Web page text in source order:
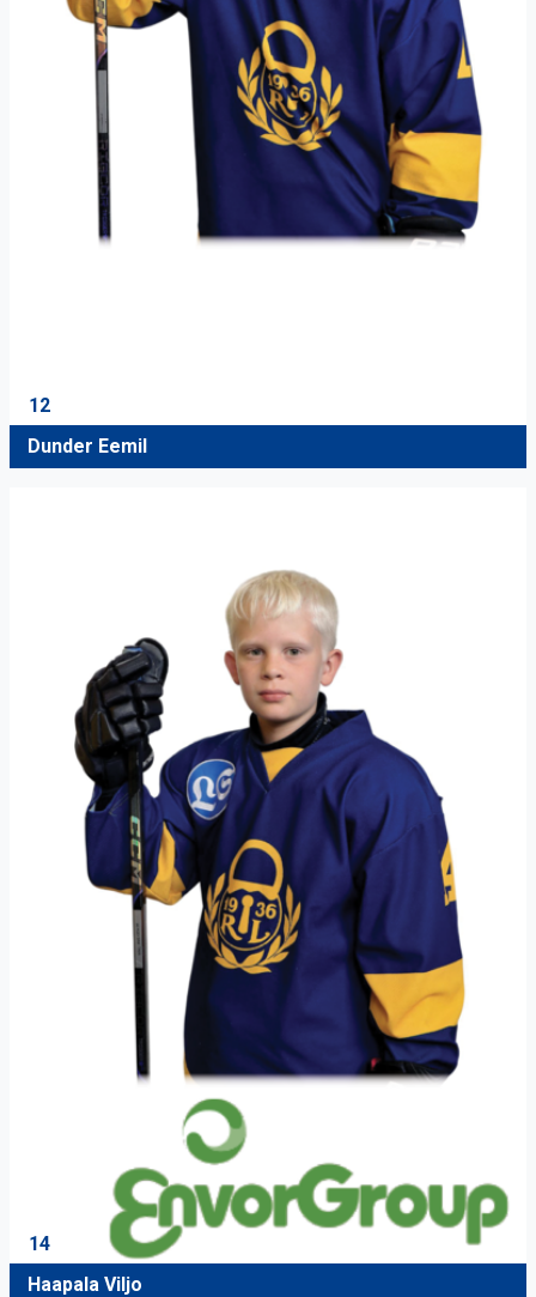
12
Dunder Eemil
14
Haapala Viljo